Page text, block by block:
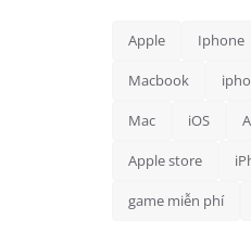
Apple Iphone
Macbook
Mac iOS
Apple store
game miễn phí